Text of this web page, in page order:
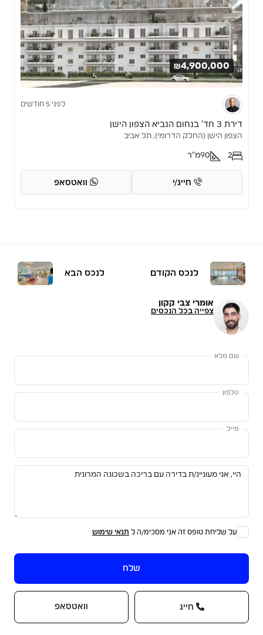
₪4,900,000
לפני 5 חודשים
דירת 3 חד’ בנחום הנביא הצפון הישן
הצפון הישן (החלק הדרומי), תל אביב
2
90מ"ר
חייג/י וואטסאפ
לנכס הקודם לנכס הבא
אומרי צבי קקון
צפייה בכל הנכסים
שם מלא
טלפון
מייל
על שליחת טופס זה אני מסכימ/ה ל תנאי שימוש
שלח
חייג וואטסאפ